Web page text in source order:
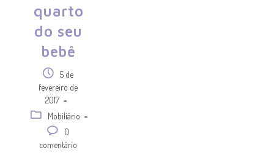
quarto
do seu
bebê
5 de
fevereiro de
2017
Mobiliário
0
comentário